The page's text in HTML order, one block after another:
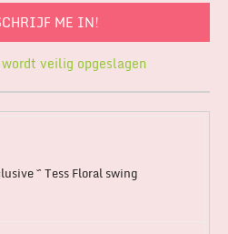
veilig opgeslagen
~ Tess Floral swing